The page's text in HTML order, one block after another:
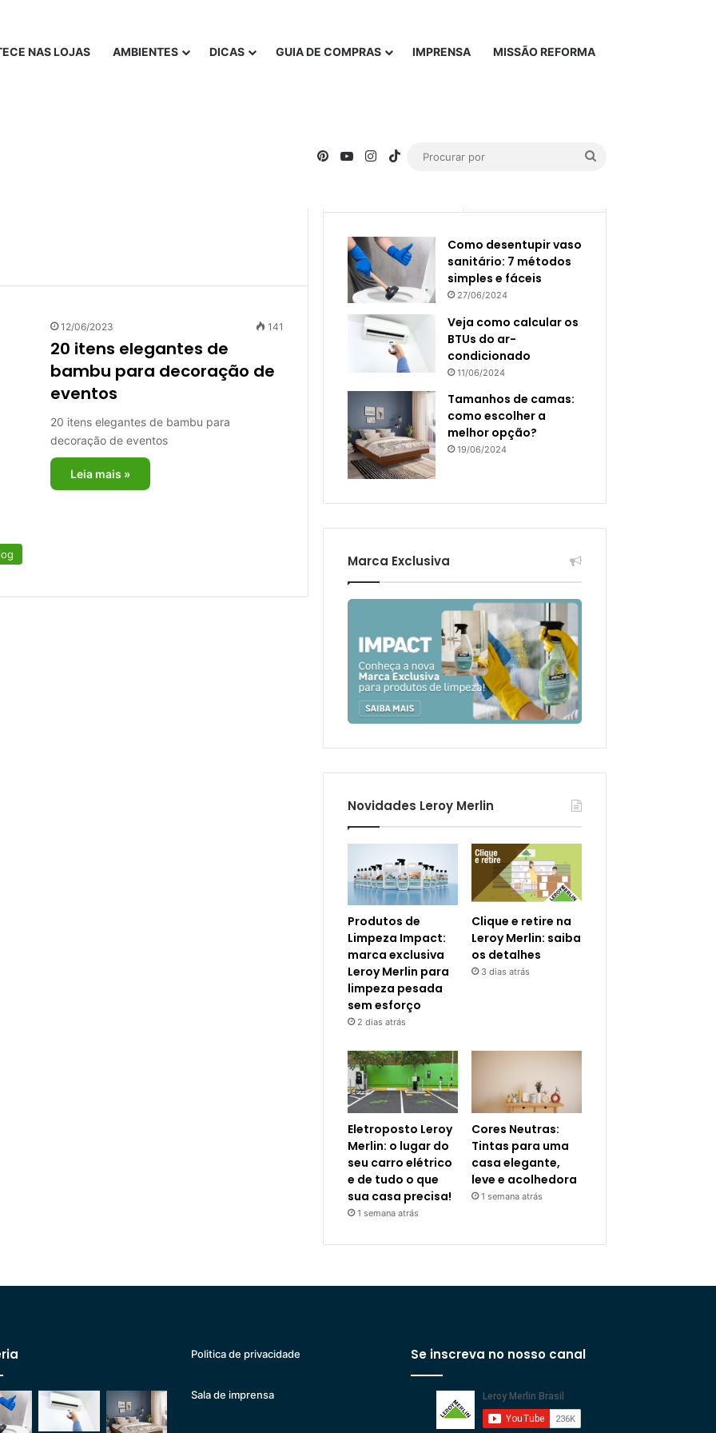
NAS LOJAS AMBIENTES DICAS GUIA DE COMPRAS IMPRENSA MISSÃO REFORMA
PinterestYouTubeInstagram
TikTok
12/06/2023 141
20 itens elegantes de
bambu para decoração de
eventos
20 itens elegantes de bambu para
decoração de eventos
Leia mais »
Como desentupir vaso
sanitário: 7 métodos
simples e fáceis
27/06/2024
Veja como calcular os
BTUs do ar-
condicionado
11/06/2024
Tamanhos de camas:
como escolher a
melhor opção?
19/06/2024
Marca Exclusiva
Novidades Leroy Merlin
Produtos de
Limpeza Impact:
marca exclusiva
Leroy Merlin para
limpeza pesada
sem esforço
2 dias atrás
Clique e retire na
Leroy Merlin: saiba
os detalhes
3 dias atrás
Eletroposto Leroy
Merlin: o lugar do
seu carro elétrico
e de tudo o que
sua casa precisa!
1 semana atrás
Cores Neutras:
Tintas para uma
casa elegante,
leve e acolhedora
1 semana atrás
Politica de privacidade
Sala de imprensa
Se inscreva no nosso canal